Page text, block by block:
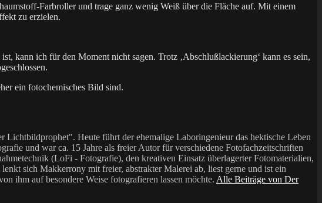
Farbroller und trage ganz wenig Weiß über die Fläche auf. Mit einem
zu erzielen.
kann ich für den Moment nicht sagen. Trotz ‚Abschlußlackierung‘ kann es sein,
ein fotochemisches Bild sind.
Heute führt der ehemalige Laboringenieur das hektische Leben
und war ca. 15 Jahre als freier Autor für verschiedene Fotofachzeitschriften
(LoFi - Fotografie), den kreativen Einsatz überlagerter Fotomaterialien,
sich Makkerrony mit freier, abstrakter Malerei ab, liest gerne und ist ein
ihm auf besondere Weise fotografieren lassen möchte. Alle Beiträge von Der